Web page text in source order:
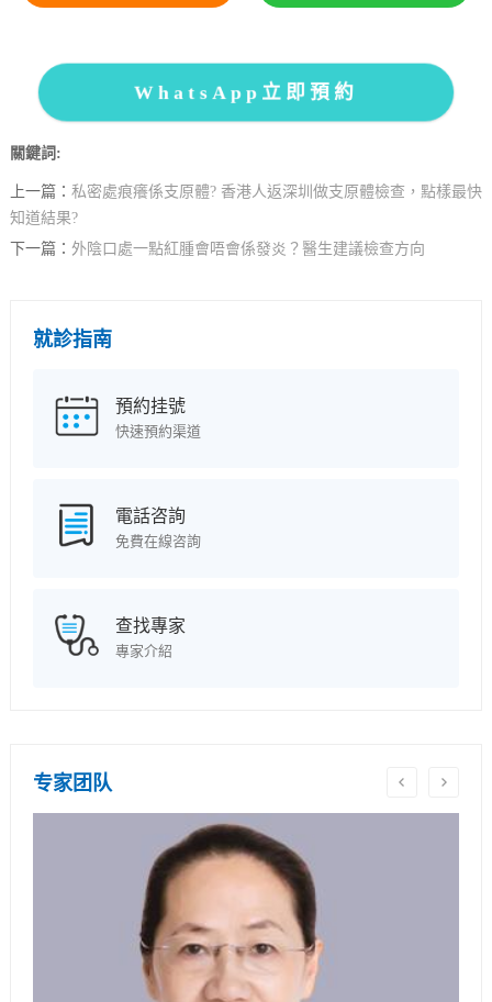
WhatsApp立即預約
關鍵詞:
上一篇： 私密處痕癢係支原體? 香港人返深圳做支原體檢查，點樣最快
知道結果?
下一篇： 外陰口處一點紅腫會唔會係發炎？醫生建議檢查方向
就診指南
預約挂號
快速預約渠道
電話咨詢
免費在線咨詢
查找專家
專家介紹
专家团队